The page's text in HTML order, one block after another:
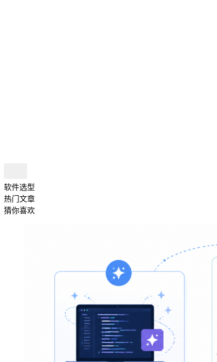
软件选型
热门文章
猜你喜欢